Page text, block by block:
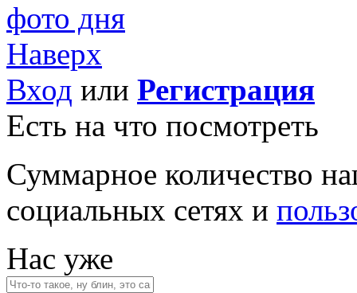
фото дня
Наверх
Вход или Регистрация
Есть на что посмотреть
Суммарное количество
социальных сетях и
Нас уже